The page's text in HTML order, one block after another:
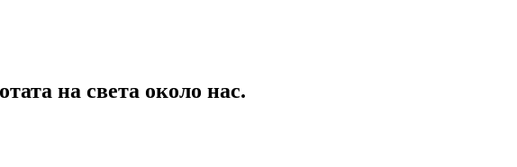
на света около нас.